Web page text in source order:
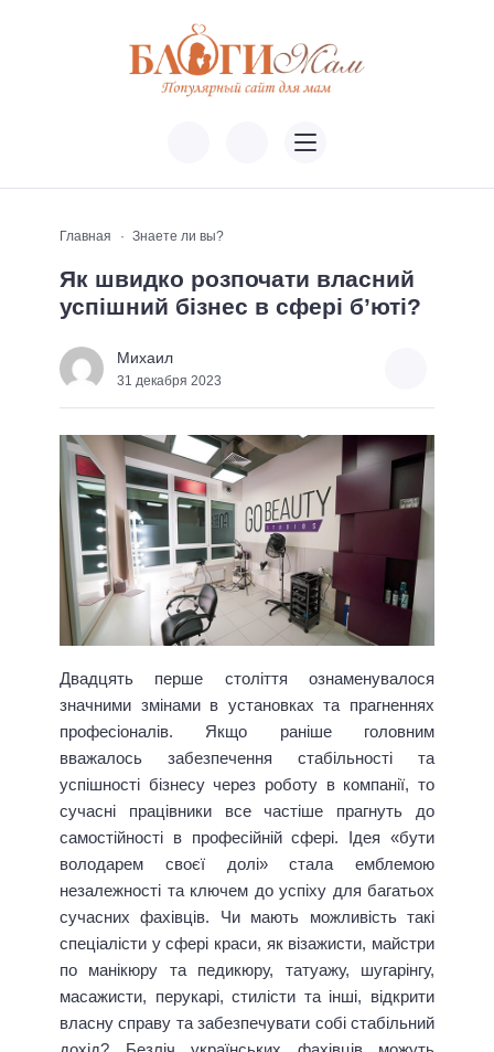
Главная Знаете ли вы?
Як швидко розпочати власний
успішний бізнес в сфері б’юті?
Михаил
31 декабря 2023
Двадцять перше століття ознаменувалося
значними змінами в установках та прагненнях
професіоналів. Якщо раніше головним
вважалось забезпечення стабільності та
успішності бізнесу через роботу в компанії, то
сучасні працівники все частіше прагнуть до
самостійності в професійній сфері. Ідея «бути
володарем своєї долі» стала емблемою
незалежності та ключем до успіху для багатьох
сучасних фахівців. Чи мають можливість такі
спеціалісти у сфері краси, як візажисти, майстри
по манікюру та педикюру, татуажу, шугарінгу,
масажисти, перукарі, стилісти та інші, відкрити
власну справу та забезпечувати собі стабільний